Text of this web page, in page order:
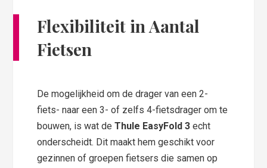
Flexibiliteit in Aantal
Fietsen
De mogelijkheid om de drager van een 2-
fiets- naar een 3- of zelfs 4-fietsdrager om te
bouwen, is wat deThule EasyFold 3 echt
onderscheidt. Dit maakt hem geschikt voor
gezinnen of groepen fietsers die samen op